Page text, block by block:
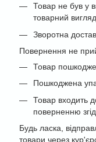
Товар не був у
товарний
Зворотна
Повернення не
Товар
Пошкоджена
Товар входить
поверненню
Будь ласка,
товари через